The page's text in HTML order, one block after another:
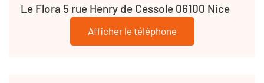
Le Flora 5 rue Henry de Cessole 06100 Nice
Afficher le téléphone